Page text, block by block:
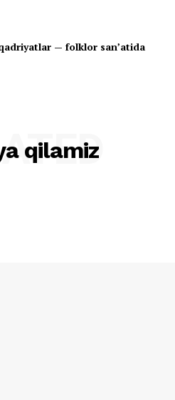
— folklor san’atida
qilamiz